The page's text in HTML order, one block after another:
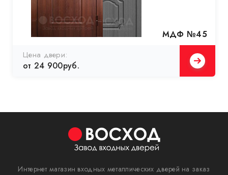
МДФ №45
Цена двери:
от 24 900руб.
Интернет магазин входных металлических дверей на заказ